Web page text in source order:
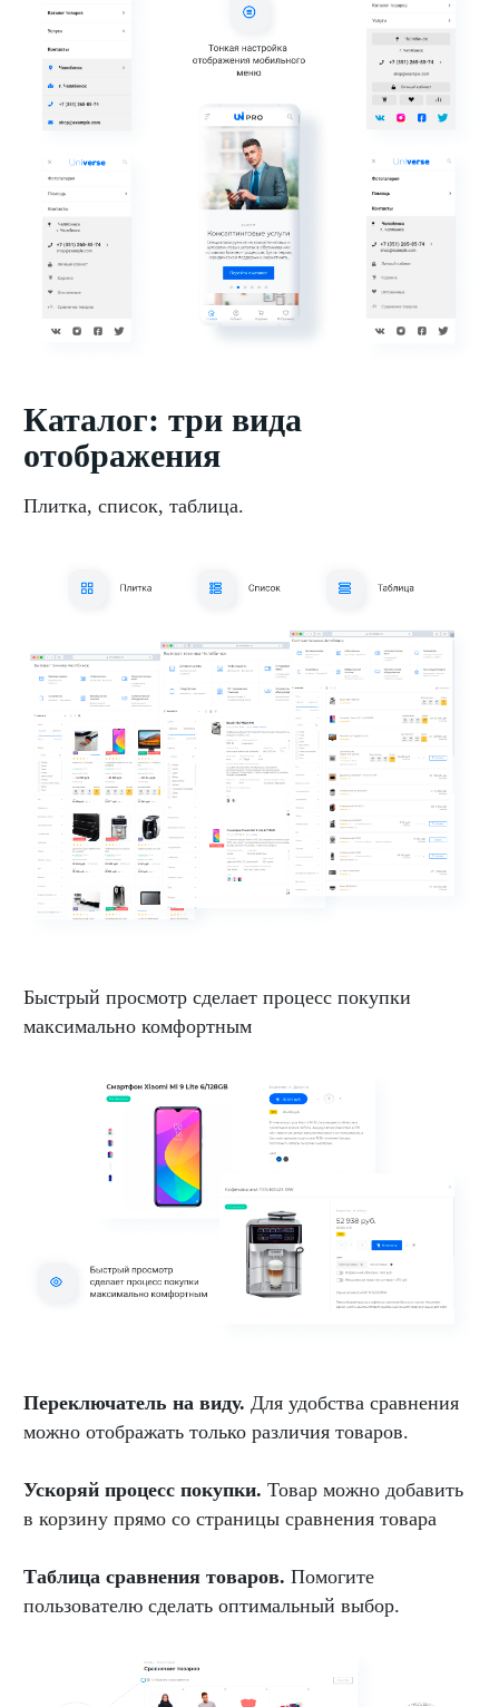
Каталог: три вида
отображения
Плитка, список, таблица.
Быстрый просмотр сделает процесс покупки
максимально комфортным
Переключатель на виду. Для удобства сравнения
можно отображать только различия товаров.
Ускоряй процесс покупки. Товар можно добавить
в корзину прямо со страницы сравнения товара
Таблица сравнения товаров. Помогите
пользователю сделать оптимальный выбор.